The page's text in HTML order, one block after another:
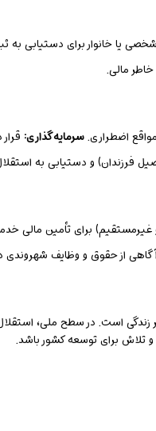
یا خانوار برای دستیابی به
مالی.
اضطراری.سرمایه‌گذاری:
فرزندان) و دستیابی به
برای تأمین مالی
از حقوق و وظایف شهروندی
است. در سطح ملی،
و تلاش برای توسعه کشور باشد.